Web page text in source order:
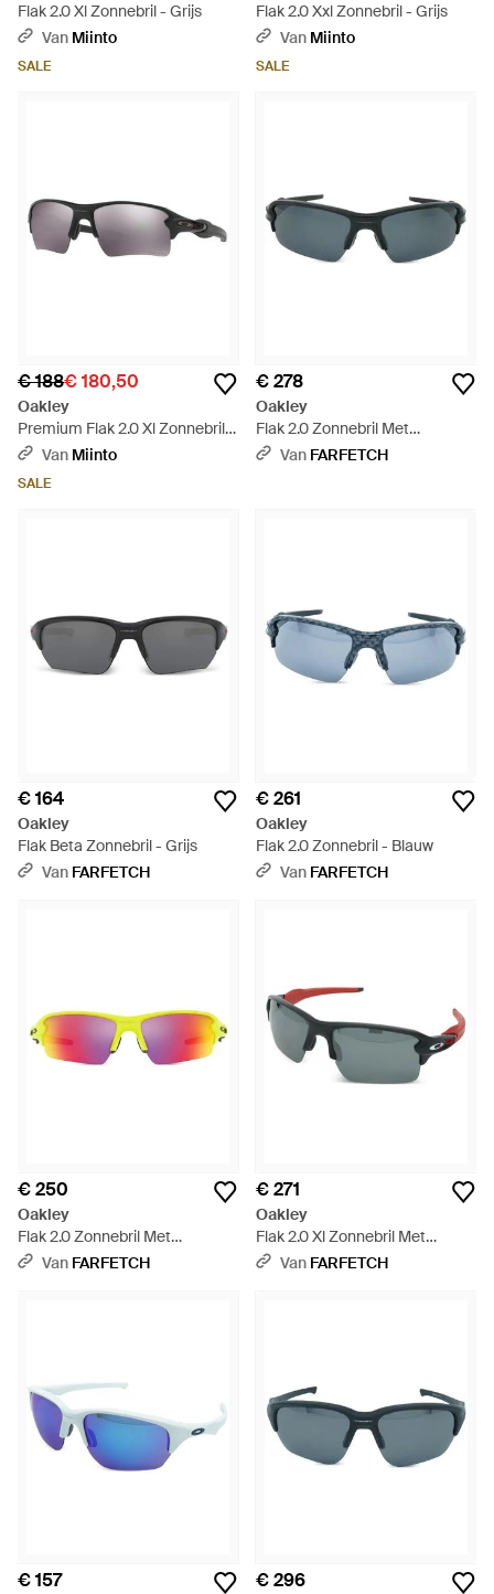
Flak 2.0 Xl Zonnebril - Grijs
Van Miinto
SALE
Flak 2.0 Xxl Zonnebril - Grijs
Van Miinto
SALE
€ 188€ 180,50
Oakley
Premium Flak 2.0 Xl Zonnebril -
Zwart
Van Miinto
SALE
€ 278
Oakley
Flak 2.0 Zonnebril Met
Gepolariseerd Montuur - Grijs
Van FARFETCH
€ 164
Oakley
Flak Beta Zonnebril - Grijs
Van FARFETCH
€ 261
Oakley
Flak 2.0 Zonnebril - Blauw
Van FARFETCH
€ 250
Oakley
Flak 2.0 Zonnebril Met
Rechthoekig Montuur - Roze
Van FARFETCH
€ 271
Oakley
Flak 2.0 Xl Zonnebril Met
Gepolariseerd Montuur - Grijs
Van FARFETCH
€ 157 € 296